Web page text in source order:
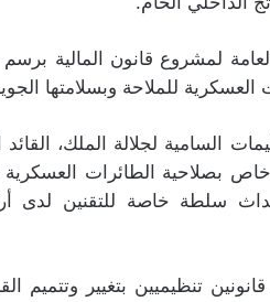
للملاحة وبسلامتها
السامية لجلالة الملك،
بصلاحية الطائرات
سلطة خاصة للتقنين لدى
تنظيميين بتغيير وتتميم